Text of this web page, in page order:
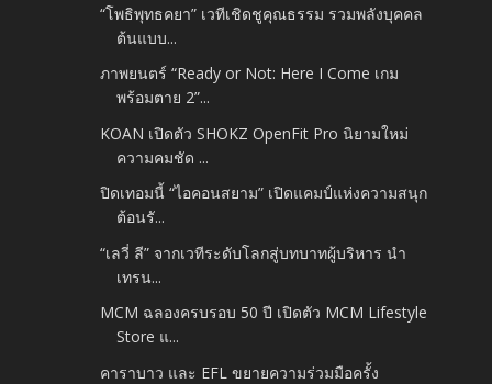
“โพธิพุทธคยา” เวทีเชิดชูคุณธรรม รวมพลังบุคคล
ต้นแบบ...
ภาพยนตร์ “Ready or Not: Here I Come เกม
พร้อมตาย 2”...
KOAN เปิดตัว SHOKZ OpenFit Pro นิยามใหม่
ความคมชัด ...
ปิดเทอมนี้ “ไอคอนสยาม” เปิดแคมป์แห่งความสนุก
ต้อนรั...
“เลวี่ ลี” จากเวทีระดับโลกสู่บทบาทผู้บริหาร นำ
เทรน...
MCM ฉลองครบรอบ 50 ปี เปิดตัว MCM Lifestyle
Store แ...
คาราบาว และ EFL ขยายความร่วมมือครั้ง